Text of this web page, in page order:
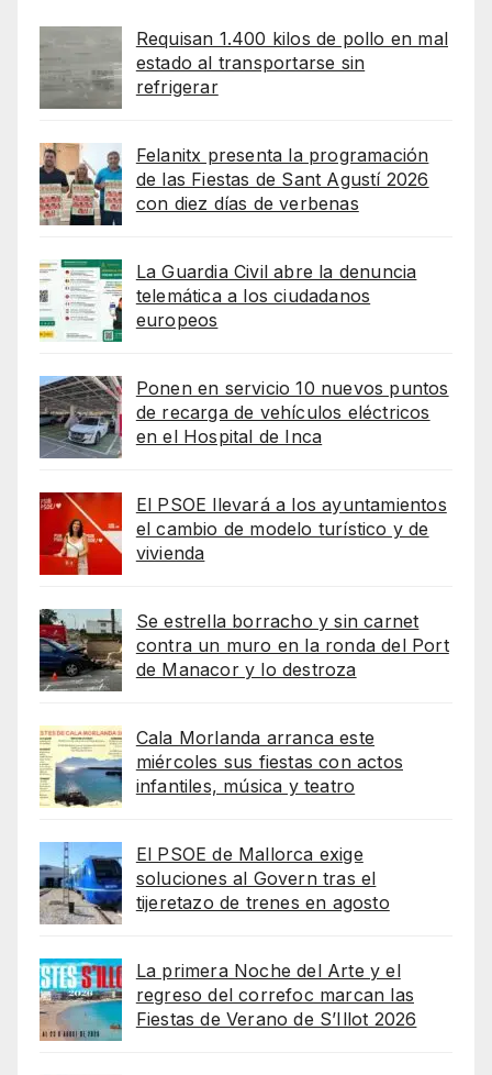
Requisan 1.400 kilos de pollo en mal
estado al transportarse sin
refrigerar
Felanitx presenta la programación
de las Fiestas de Sant Agustí 2026
con diez días de verbenas
La Guardia Civil abre la denuncia
telemática a los ciudadanos
europeos
Ponen en servicio 10 nuevos puntos
de recarga de vehículos eléctricos
en el Hospital de Inca
El PSOE llevará a los ayuntamientos
el cambio de modelo turístico y de
vivienda
Se estrella borracho y sin carnet
contra un muro en la ronda del Port
de Manacor y lo destroza
Cala Morlanda arranca este
miércoles sus fiestas con actos
infantiles, música y teatro
El PSOE de Mallorca exige
soluciones al Govern tras el
tijeretazo de trenes en agosto
La primera Noche del Arte y el
regreso del correfoc marcan las
Fiestas de Verano de S’Illot 2026